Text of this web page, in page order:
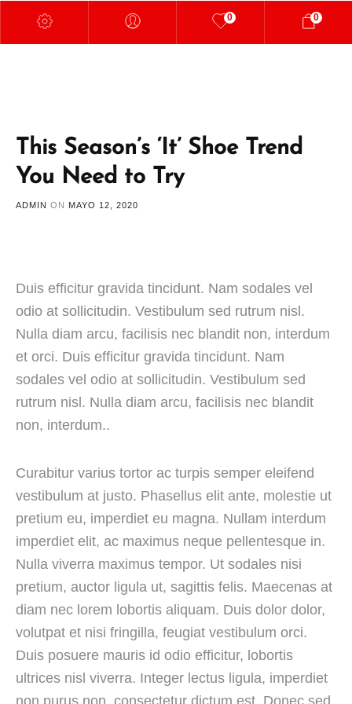
0 0
This Season’s ‘It’ Shoe Trend
You Need to Try
ADMIN ON MAYO 12, 2020
Duis efficitur gravida tincidunt. Nam sodales vel
odio at sollicitudin. Vestibulum sed rutrum nisl.
Nulla diam arcu, facilisis nec blandit non, interdum
et orci. Duis efficitur gravida tincidunt. Nam
sodales vel odio at sollicitudin. Vestibulum sed
rutrum nisl. Nulla diam arcu, facilisis nec blandit
non, interdum..
Curabitur varius tortor ac turpis semper eleifend
vestibulum at justo. Phasellus elit ante, molestie ut
pretium eu, imperdiet eu magna. Nullam interdum
imperdiet elit, ac maximus neque pellentesque in.
Nulla viverra maximus tempor. Ut sodales nisi
pretium, auctor ligula ut, sagittis felis. Maecenas at
diam nec lorem lobortis aliquam. Duis dolor dolor,
volutpat et nisi fringilla, feugiat vestibulum orci.
Duis posuere mauris id odio efficitur, lobortis
ultrices nisl viverra. Integer lectus ligula, imperdiet
non purus non, consectetur dictum est. Donec sed